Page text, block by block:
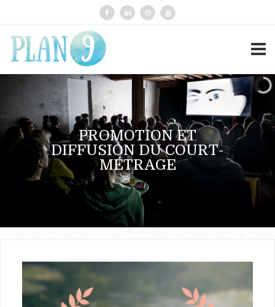
PROMOTION ET
DIFFUSION DU COURT-
MÉTRAGE